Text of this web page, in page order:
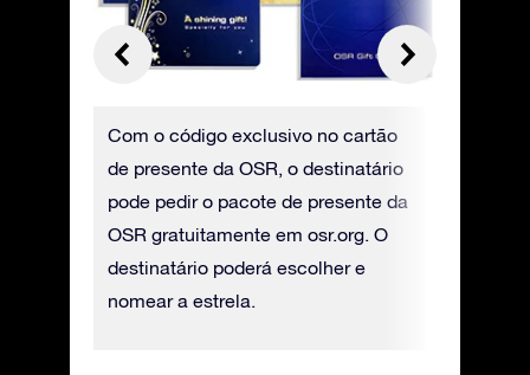
Com o código exclusivo no cartão
de presente da OSR, o destinatário
pode pedir o pacote de presente da
OSR gratuitamente em osr.org. O
destinatário poderá escolher e
nomear a estrela.